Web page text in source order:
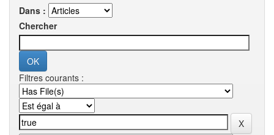
Dans :
Chercher
Filtres courants :